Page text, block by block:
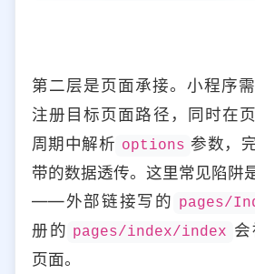
第二层是页面承接。小程序
注册目标页面路径，同时在
周期中解析 options 参数，
带的数据透传。这里常见陷阱
——外部链接写的 pages/
册的 pages/index/index
页面。